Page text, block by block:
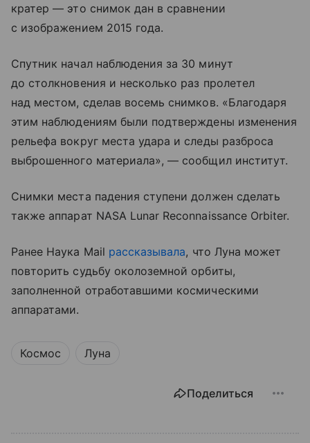
кратер — это снимок дан в сравнении
с изображением 2015 года.
Спутник начал наблюдения за 30 минут
до столкновения и несколько раз пролетел
над местом, сделав восемь снимков. «Благодаря
этим наблюдениям были подтверждены изменения
рельефа вокруг места удара и следы разброса
выброшенного материала», — сообщил институт.
Снимки места падения ступени должен сделать
также аппарат NASA Lunar Reconnaissance Orbiter.
Ранее Наука Mail рассказывала, что Луна может
повторить судьбу околоземной орбиты,
заполненной отработавшими космическими
аппаратами.
Космос Луна
Поделиться